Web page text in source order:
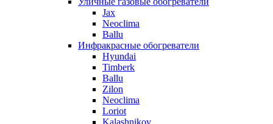
Jax
Neoclima
Ballu
Инфракрасные обогреватели
Hyundai
Timberk
Ballu
Zilon
Neoclima
Loriot
Kalashnikov